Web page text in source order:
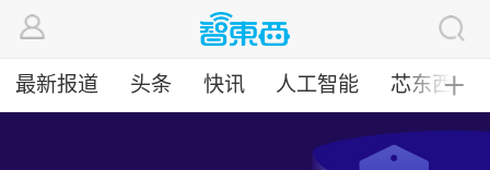
最新报道 头条 快讯 人工智能 芯东西╋